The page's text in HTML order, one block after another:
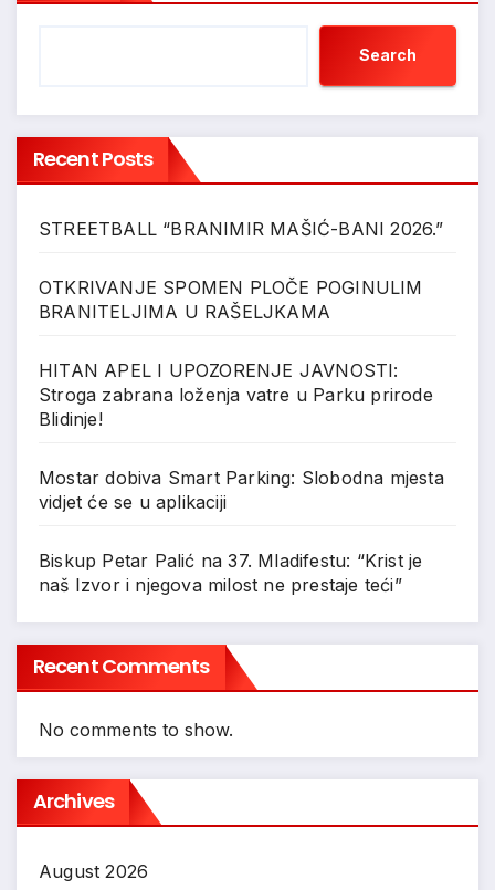
Search
Recent Posts
STREETBALL “BRANIMIR MAŠIĆ-BANI 2026.”
OTKRIVANJE SPOMEN PLOČE POGINULIM
BRANITELJIMA U RAŠELJKAMA
HITAN APEL I UPOZORENJE JAVNOSTI:
Stroga zabrana loženja vatre u Parku prirode
Blidinje!
Mostar dobiva Smart Parking: Slobodna mjesta
vidjet će se u aplikaciji
Biskup Petar Palić na 37. Mladifestu: “Krist je
naš Izvor i njegova milost ne prestaje teći”
Recent Comments
No comments to show.
Archives
August 2026